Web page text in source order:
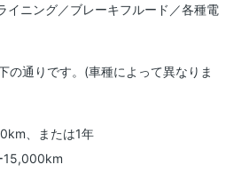
イニング／ブレーキフルード／各種電
の通りです。(車種によって異なりま
、または1年
15,000km